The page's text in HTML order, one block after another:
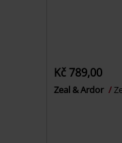
Kč 789,00
Zeal & Ardor